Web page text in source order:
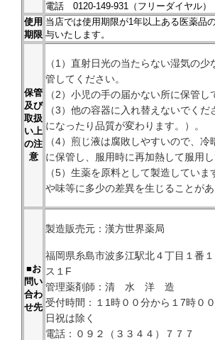
電話 0120-149-931（フリーダイヤル）
使用
期限
当店では使用期限が1年以上ある医薬品
与いたします。
保管
及び
取扱
い上
の注
意
（1）直射日光の当たらない湿気の少
管してください。
（2）小児の手の届かない所に保管し
（3）他の容器に入れ替えないでくだ
になったり品質が変わります。）。
（4）煎じ液は腐敗しやすいので、
に保管し、服用時に再加熱して服用し
（5）生薬を原料として製造してい
や味等に多少の差異を生じることがあ
■お
問い
合わ
せ先
製造販売元：漢方世界薬局
福岡県糸島市波多江駅北４丁目１番
ス１F
管理薬剤師：清 水 洋 造
受付時間：１1時００分から１7時０
日祝は除く
電話：０９２（３３４４）７７７